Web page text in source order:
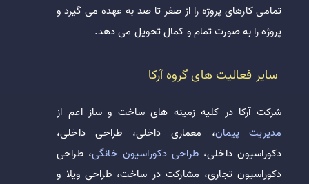
تمامی کارهای پروژه را از صفر تا صد به عهده می گیرد و
پروژه را به صورت تمام و کمال تحویل می دهد.
سایر فعالیت های گروه آرکا
شرکت آرکا در کلیه زمینه های ساخت و ساز اعم از
مدیریت پیمان، معماری داخلی، طراحی داخلی،
دکوراسیون داخلی،طراحی دکوراسیون خانگی، طراحی
دکوراسیون تجاری، مشارکت در ساخت، طراحی ویلا و